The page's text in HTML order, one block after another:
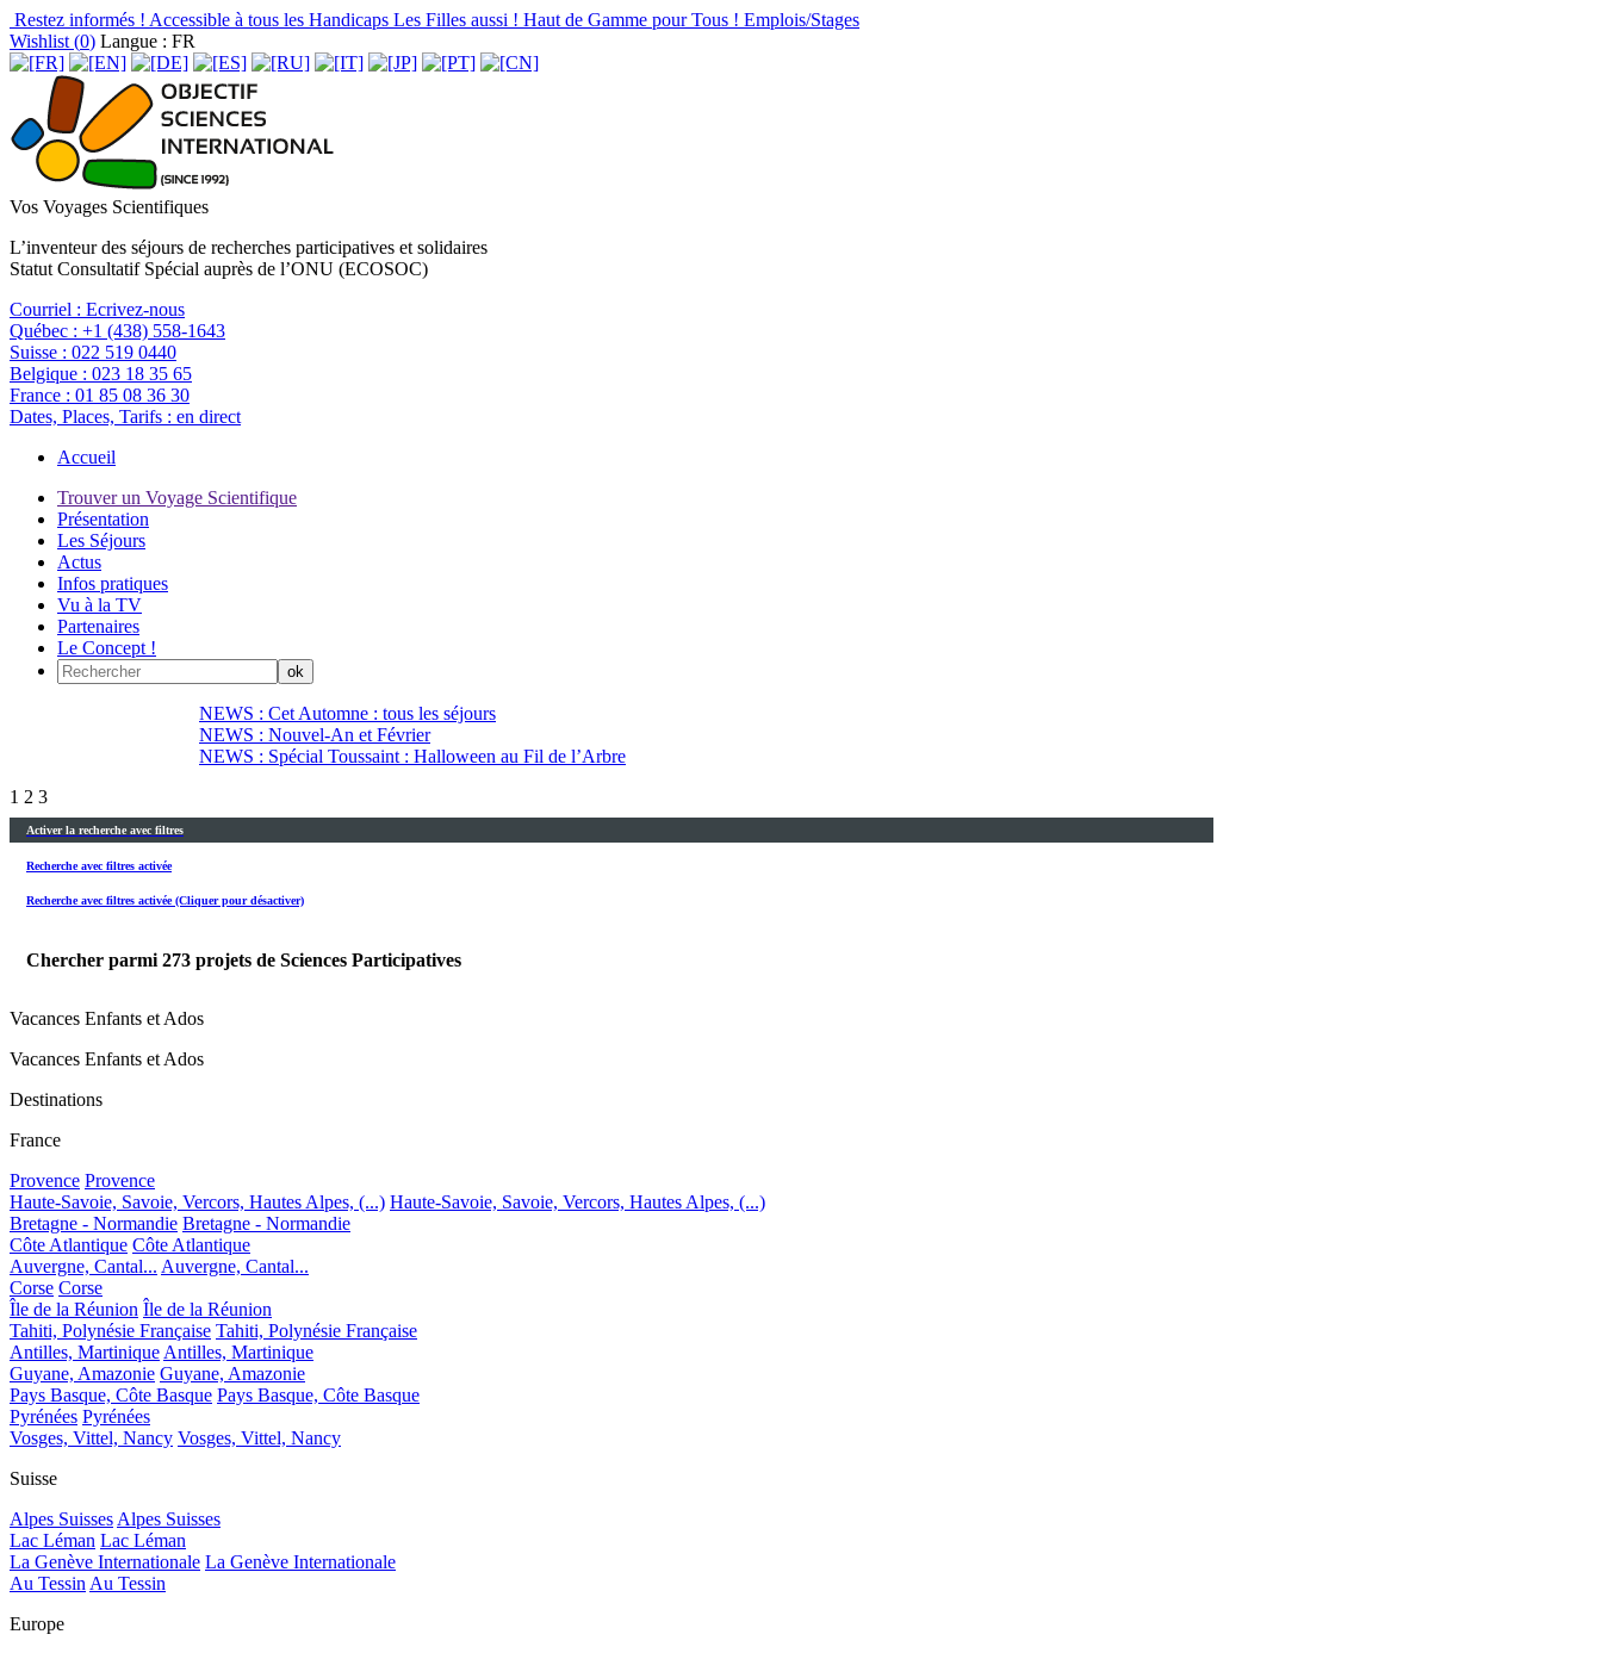
Restez informés ! Accessible à tous les Handicaps Les Filles aussi ! Haut de Gamme pour Tous ! Emplois/Stages
Wishlist (0) Langue : FR
Vos Voyages Scientifiques
L’inventeur des séjours de recherches participatives et solidaires
Statut Consultatif Spécial auprès de l’ONU (ECOSOC)
Courriel : Ecrivez-nous
Québec : +1 (438) 558-1643
Suisse : 022 519 0440
Belgique : 023 18 35 65
France : 01 85 08 36 30
Dates, Places, Tarifs : en direct
Accueil
Trouver un Voyage Scientifique
Présentation
Les Séjours
Actus
Infos pratiques
Vu à la TV
Partenaires
Le Concept !
NEWS : Cet Automne : tous les séjours
NEWS : Nouvel-An et Février
NEWS : Spécial Toussaint : Halloween au Fil de l’Arbre
1 2 3
Activer la recherche avec filtres
Recherche avec filtres activée
Recherche avec filtres activée (Cliquer pour désactiver)
Chercher parmi 273 projets de Sciences Participatives
Vacances Enfants et Ados
Vacances Enfants et Ados
Destinations
France
Provence Provence
Haute-Savoie, Savoie, Vercors, Hautes Alpes, (...) Haute-Savoie, Savoie, Vercors, Hautes Alpes, (...)
Bretagne - Normandie Bretagne - Normandie
Côte Atlantique Côte Atlantique
Auvergne, Cantal... Auvergne, Cantal...
Corse Corse
Île de la Réunion Île de la Réunion
Tahiti, Polynésie Française Tahiti, Polynésie Française
Antilles, MartiniqueAntilles, Martinique
Guyane, Amazonie Guyane, Amazonie
Pays Basque, Côte Basque Pays Basque, Côte Basque
Pyrénées Pyrénées
Vosges, Vittel, Nancy Vosges, Vittel, Nancy
Suisse
Alpes SuissesAlpes Suisses
Lac Léman Lac Léman
La Genève Internationale La Genève Internationale
Au TessinAu Tessin
Europe